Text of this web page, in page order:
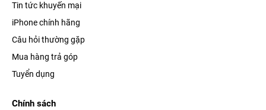
Tin tức khuyến mại
iPhone chính hãng
Câu hỏi thường gặp
Mua hàng trả góp
Tuyển dụng
Chính sách